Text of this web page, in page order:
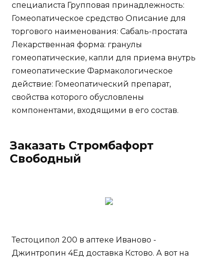
специалиста Групповая принадлежность:
Гомеопатическое средство Описание для
торгового наименования: Сабаль-простата
Лекарственная форма: гранулы
гомеопатические, капли для приема внутрь
гомеопатические Фармакологическое
действие: Гомеопатический препарат,
свойства которого обусловлены
компонентами, входящими в его состав.
Заказать Стромбафорт
Свободный
Тестоципол 200 в аптеке Иваново -
Джинтропин 4Ед доставка Кстово. А вот на